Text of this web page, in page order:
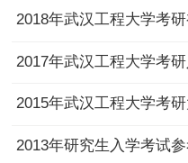
2018年武汉工程大学考
2017年武汉工程大学考
2015年武汉工程大学考
2013年研究生入学考试